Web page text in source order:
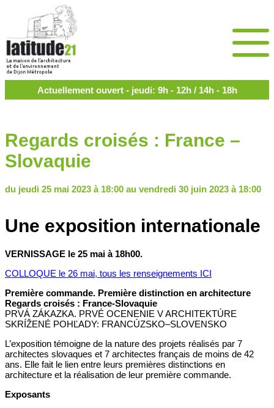
Actuellement ouvert - jeudi: 9h - 12h / 14h - 18h
Regards croisés : France –
Slovaquie
du jeudi 25 mai 2023 à 18:00 au vendredi 30 juin 2023 à 18:00
Une exposition internationale
VERNISSAGE le 25 mai à 18h00.
COLLOQUE le 26 mai, tous les renseignements ICI
Première commande. Première distinction en architecture
Regards croisés : France-Slovaquie
PRVÁ ZÁKAZKA. PRVÉ OCENENIE V ARCHITEKTÚRE
SKRÍŽENÉ POHĽADY: FRANCÚZSKO–SLOVENSKO
L’exposition témoigne de la nature des projets réalisés par 7
architectes slovaques et 7 architectes français de moins de 42
ans. Elle fait le lien entre leurs premières distinctions en
architecture et la réalisation de leur première commande.
Exposants